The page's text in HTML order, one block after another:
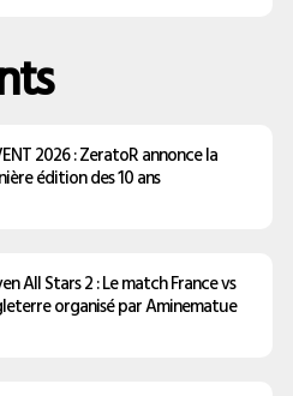
2026 : ZeratoR annonce la
édition des 10 ans
All Stars 2 : Le match France vs
organisé par Aminematue